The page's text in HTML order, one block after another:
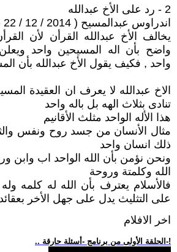
2 - رد على الأخ عبدالله
اندراوس عبدالمسيح ( 2014 / 12 / 22 - 00:12 )
يخالف الأخ عبدالله القرأن لأن
واضح بأن اله المسيحين واحد ويعلن
واحد , فكيف يقول الأخ عبدالله بأن
الاخ عبدالله لا يعرف ان العقيدة
تنادى بثلاث الهه بل باله واحد
هذا الأله الواحد مثلث الأقانيم
مثال الأنسان من جسد روح ونفس
ذلك انسان واحد
ونحن نؤمن بأن الله الواحد اب وابن
الله وكلمتة وروحة
فالأسلام يعترف بأن الله له كلمه
على التثليث يدل على جهل الأخر
اخر الافلام
.. الحلقة الأولى من برنامج -أسئلة حارقة-!